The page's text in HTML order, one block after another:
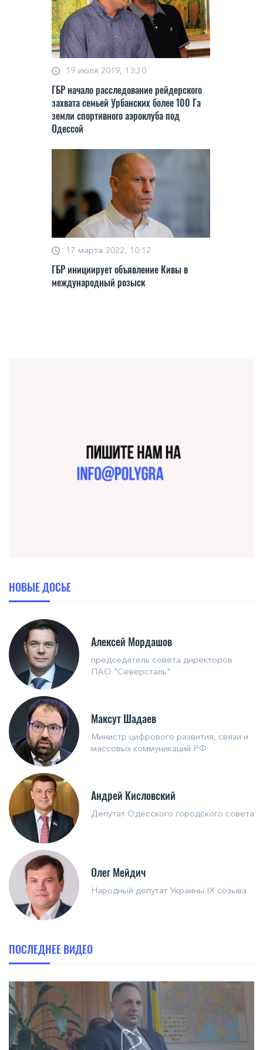
19 июля 2019, 13:20
ГБР начало расследование рейдерского
захвата семьей Урбанских более 100 Га
земли спортивного аэроклуба под
Одессой
17 марта 2022, 10:12
ГБР инициирует объявление Кивы в
международный розыск
НОВЫЕ ДОСЬЕ
Алексей Мордашов
председатель совета директоров
ПАО "Северсталь"
Максут Шадаев
Министр цифрового развития, связи и
массовых коммуникаций РФ
Андрей Кисловский
Депутат Одесского городского совета
Олег Мейдич
Народный депутат Украины IX созыва
ПОСЛЕДНЕЕ ВИДЕО